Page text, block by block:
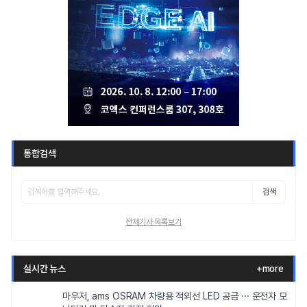
통합검색
검색
전체기사 목록보기
실시간 뉴스 +more
마우저, ams OSRAM 차량용 적외선 LED 공급 ··· 운전자 모